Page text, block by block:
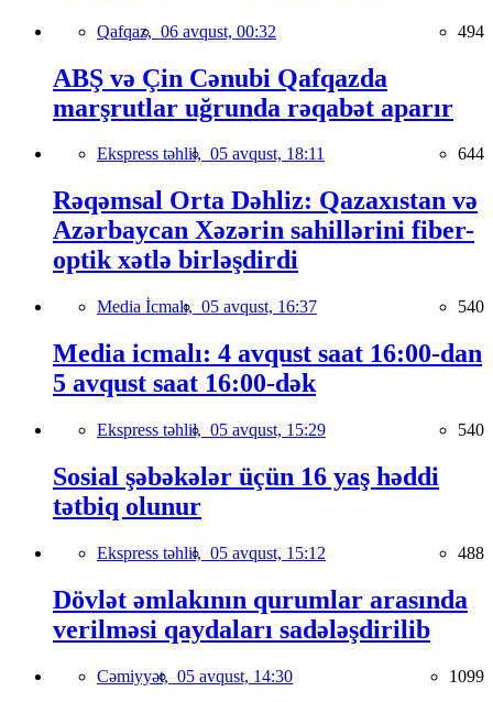
Qafqaz, 06 avqust, 00:32 494
ABŞ və Çin Cənubi Qafqazda
marşrutlar uğrunda rəqabət aparır
Ekspress təhlil, 05 avqust, 18:11 644
Rəqəmsal Orta Dəhliz: Qazaxıstan və
Azərbaycan Xəzərin sahillərini fiber-
optik xətlə birləşdirdi
Media İcmalı, 05 avqust, 16:37 540
Media icmalı: 4 avqust saat 16:00-dan
5 avqust saat 16:00-dək
Ekspress təhlil, 05 avqust, 15:29 540
Sosial şəbəkələr üçün 16 yaş həddi
tətbiq olunur
Ekspress təhlil, 05 avqust, 15:12 488
Dövlət əmlakının qurumlar arasında
verilməsi qaydaları sadələşdirilib
Cəmiyyət, 05 avqust, 14:30 1099